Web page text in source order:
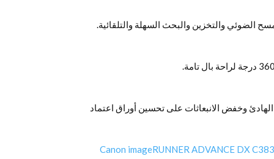
الضوئي والتخزين والبحث السهلة والتلقائية.
وخفض الانبعاثات على تحسين أوراق اعتماد
Canon imageRUNNER ADVANCE DX